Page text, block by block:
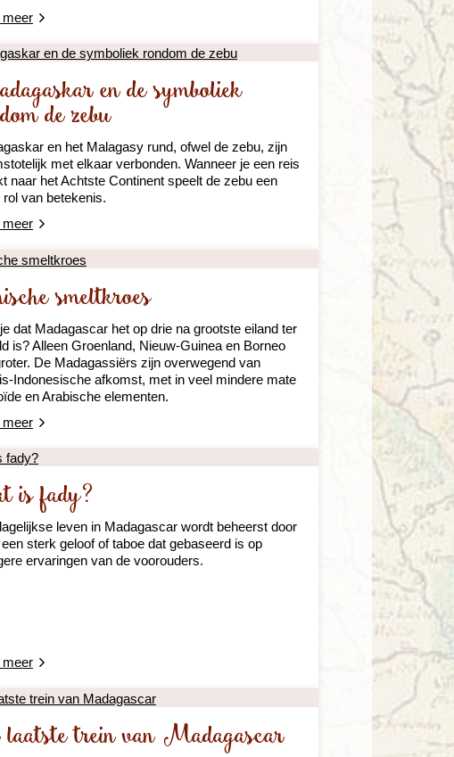
meer
en de symboliek
de zebu
en het Malagasy rund, ofwel de zebu, zijn
met elkaar verbonden. Wanneer je een reis
naar het Achtste Continent speelt de zebu een
rol van betekenis.
meer
smeltkroes
dat Madagascar het op drie na grootste eiland ter
is? Alleen Groenland, Nieuw-Guinea en Borneo
De Madagassiërs zijn overwegend van
Indonesische afkomst, met in veel mindere mate
en Arabische elementen.
meer
is fady?
leven in Madagascar wordt beheerst door
sterk geloof of taboe dat gebaseerd is op
ervaringen van de voorouders.
meer
trein van Madagascar